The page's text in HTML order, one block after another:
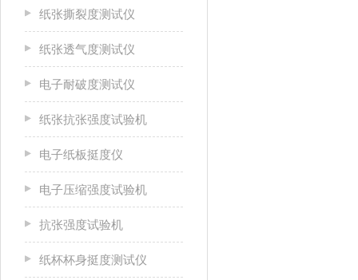
纸张撕裂度测试仪
纸张透气度测试仪
电子耐破度测试仪
纸张抗张强度试验机
电子纸板挺度仪
电子压缩强度试验机
抗张强度试验机
纸杯杯身挺度测试仪